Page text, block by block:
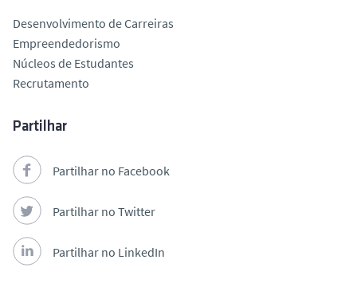
Desenvolvimento de Carreiras
Empreendedorismo
Núcleos de Estudantes
Recrutamento
Partilhar
Partilhar no Facebook
Partilhar no Twitter
Partilhar no LinkedIn